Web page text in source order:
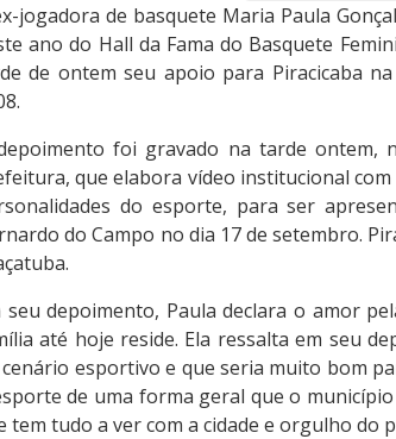
jogadora de basquete Maria Paula
ano do Hall da Fama do Basquete
de ontem seu apoio para Piracicaba
foi gravado na tarde ontem,
que elabora vídeo institucional
do esporte, para ser
do Campo no dia 17 de setembro.
seu depoimento, Paula declara o amor
até hoje reside. Ela ressalta em seu
esportivo e que seria muito bom
de uma forma geral que o
tem tudo a ver com a cidade e orgulho do